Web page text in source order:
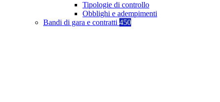
Tipologie di controllo
Obblighi e adempimenti
Bandi di gara e contratti 450